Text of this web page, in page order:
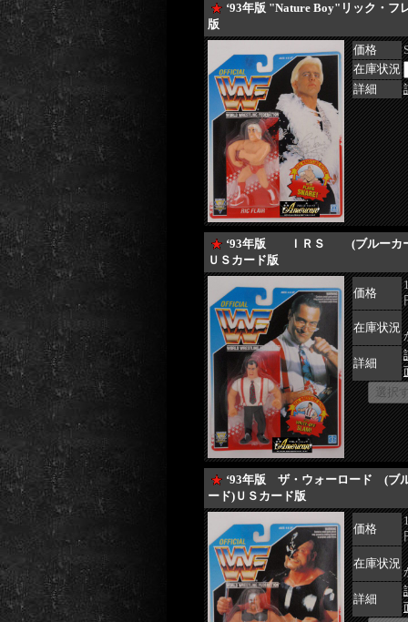
‘93年版 "Nature Boy"リック・
版
価格
在庫状況
詳細
‘93年版 ＩＲＳ (ブルーカ
ＵＳカード版
価格
在庫状況
詳細
‘93年版 ザ・ウォーロード (ブ
ード)ＵＳカード版
価格
在庫状況
詳細